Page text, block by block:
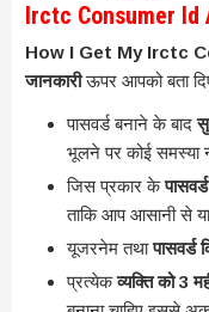
Irctc Consumer Id
How I Get My Irctc
जानकारीऊपर आपको बता
पासवर्ड बनाने के बाद
भूलने पर कोई समस्या
जिस प्रकार के
ताकि आप आसानी से
यूजरनेम तथापासवर्ड
प्रत्येकव्यक्ति को 3